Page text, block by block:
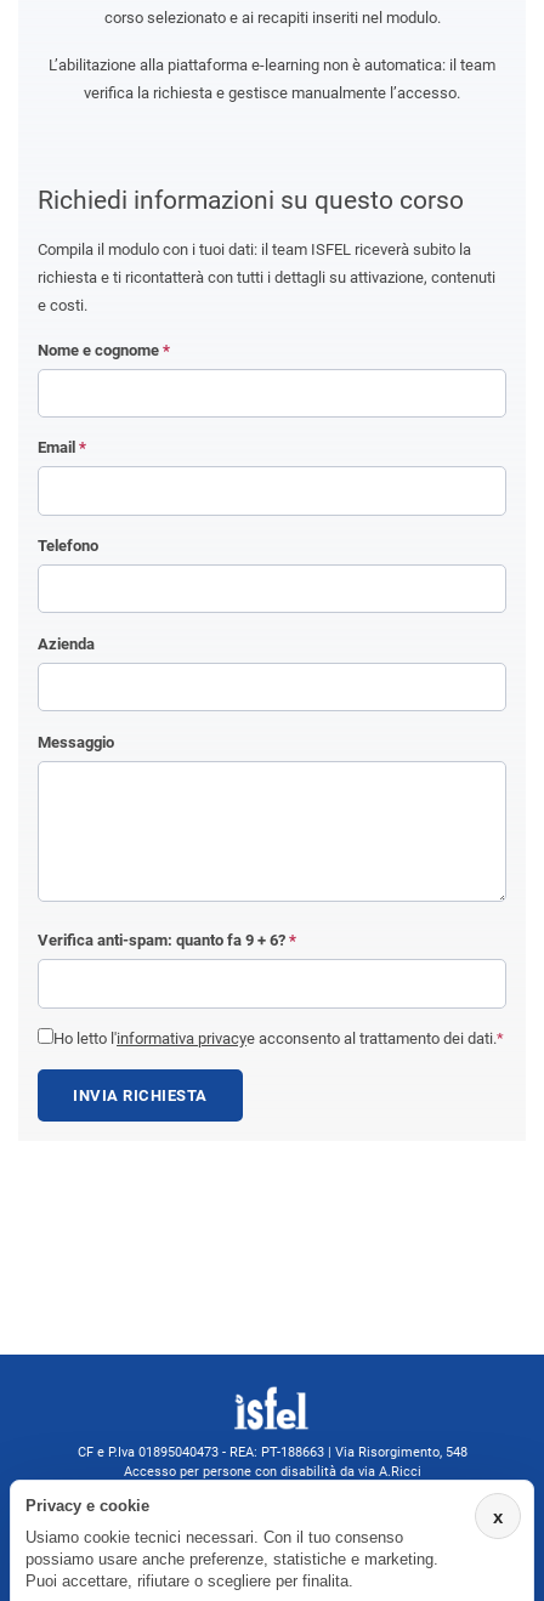
Richiedi informazioni su questo corso
Compila il modulo con i tuoi dati: il team ISFEL riceverà subito la
richiesta e ti ricontatterà con tutti i dettagli su attivazione, contenuti
e costi.
Nome e cognome *
Email *
Telefono
Azienda
Messaggio
Verifica anti-spam: quanto fa 9 + 6? *
Ho letto l'informativa privacye acconsento al trattamento dei dati.*
INVIA RICHIESTA
corso selezionato e ai recapiti inseriti nel modulo.
L’abilitazione alla piattaforma e-learning non è automatica: il team
verifica la richiesta e gestisce manualmente l’accesso.
CF e P.Iva 01895040473 - REA: PT-188663 | Via Risorgimento, 548
Accesso per persone con disabilità da via A.Ricci
isfel@pec.it
Informativa privacy
x
Privacy e cookie
Usiamo cookie tecnici necessari. Con il tuo consenso
possiamo usare anche preferenze, statistiche e marketing.
Puoi accettare, rifiutare o scegliere per finalita.